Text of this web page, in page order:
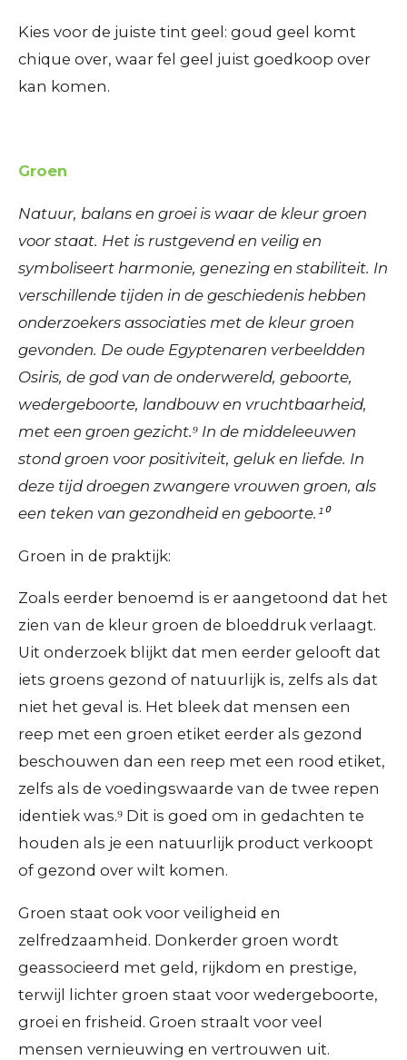
Kies voor de juiste tint geel: goud geel komt
chique over, waar fel geel juist goedkoop over
kan komen.
Groen
Natuur, balans en groei is waar de kleur groen
voor staat. Het is rustgevend en veilig en
symboliseert harmonie, genezing en stabiliteit. In
verschillende tijden in de geschiedenis hebben
onderzoekers associaties met de kleur groen
gevonden. De oude Egyptenaren verbeeldden
Osiris, de god van de onderwereld, geboorte,
wedergeboorte, landbouw en vruchtbaarheid,
met een groen gezicht.⁹ In de middeleeuwen
stond groen voor positiviteit, geluk en liefde. In
deze tijd droegen zwangere vrouwen groen, als
een teken van gezondheid en geboorte.¹⁰
Groen in de praktijk:
Zoals eerder benoemd is er aangetoond dat het
zien van de kleur groen de bloeddruk verlaagt.
Uit onderzoek blijkt dat men eerder gelooft dat
iets groens gezond of natuurlijk is, zelfs als dat
niet het geval is. Het bleek dat mensen een
reep met een groen etiket eerder als gezond
beschouwen dan een reep met een rood etiket,
zelfs als de voedingswaarde van de twee repen
identiek was.⁹ Dit is goed om in gedachten te
houden als je een natuurlijk product verkoopt
of gezond over wilt komen.
Groen staat ook voor veiligheid en
zelfredzaamheid. Donkerder groen wordt
geassocieerd met geld, rijkdom en prestige,
terwijl lichter groen staat voor wedergeboorte,
groei en frisheid. Groen straalt voor veel
mensen vernieuwing en vertrouwen uit.